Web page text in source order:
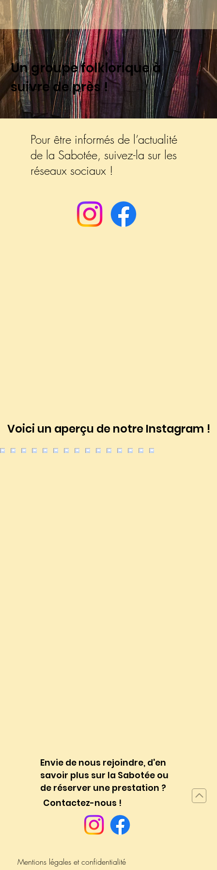
Un groupe folklorique à
suivre de près !
Pour être informés de l’actualité
de la Sabotée, suivez-la sur les
réseaux sociaux !
Voici un aperçu de notre Instagram !
Mentions légales et confidentialité
Contactez-nous !
Envie de nous rejoindre, d'en
savoir plus sur la Sabotée ou
de réserver une prestation ?